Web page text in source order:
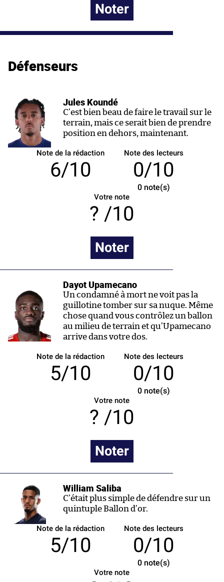
Noter
Défenseurs
Jules Koundé
C’est bien beau de faire le travail sur le
terrain, mais ce serait bien de prendre
position en dehors, maintenant.
Note de la rédaction
6/10
Note des lecteurs
0/10
0note(s)
Votre note
/10
Noter
Dayot Upamecano
Un condamné à mort ne voit pas la
guillotine tomber sur sa nuque. Même
chose quand vous contrôlez un ballon
au milieu de terrain et qu’Upamecano
arrive dans votre dos.
Note de la rédaction
5/10
Note des lecteurs
0/10
0note(s)
Votre note
/10
Noter
William Saliba
C’était plus simple de défendre sur un
quintuple Ballon d’or.
Note de la rédaction
5/10
Note des lecteurs
0/10
0note(s)
Votre note